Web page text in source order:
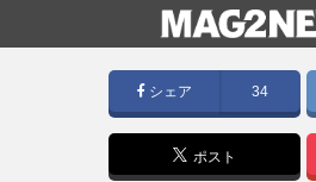
シェア 34
ポスト